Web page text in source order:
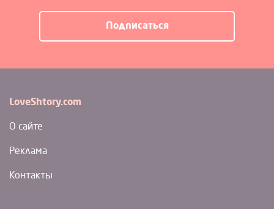
LoveShtory.com
О сайте
Реклама
Контакты